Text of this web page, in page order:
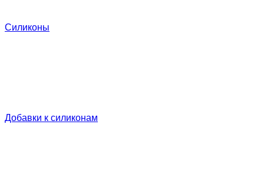
Силиконы
Добавки к силиконам